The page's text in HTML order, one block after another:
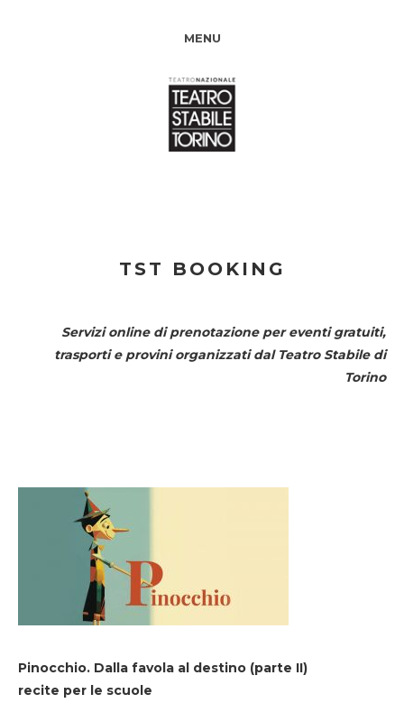
MENU
TST BOOKING
Servizi online di prenotazione per eventi gratuiti,
trasporti e provini organizzati dal Teatro Stabile di
Torino
Pinocchio. Dalla favola al destino (parte II)
recite per le scuole